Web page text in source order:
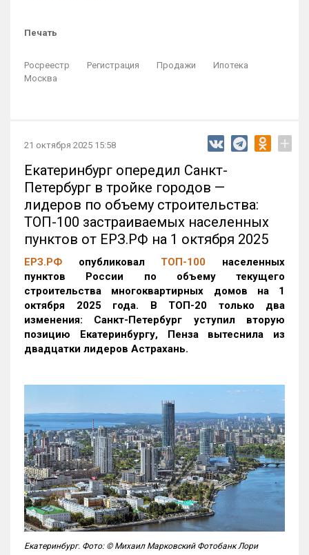
Печать
Росреестр Регистрация Продажи
Ипотека
Москва
21 октября 2025 15:58 +
Екатеринбург опередил Санкт-
Петербург в тройке городов —
лидеров по объему строительства:
ТОП-100 застраиваемых населенных
пунктов от ЕРЗ.РФ на 1 октября 2025
ЕРЗ.РФ опубликовал ТОП-100 населенных
пунктов России по объему текущего
строительства многоквартирных домов на 1
октября 2025 года. В ТОП-20 только два
изменения: Санкт-Петербург уступил вторую
позицию Екатеринбургу, Пенза вытеснила из
двадцатки лидеров Астрахань.
Екатеринбург. Фото: © Михаил Марковский Фотобанк Лори